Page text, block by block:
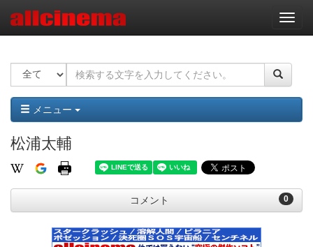
ナ
ビ
ー
ョ
ン
メニュー
松浦太輔
0
コメント